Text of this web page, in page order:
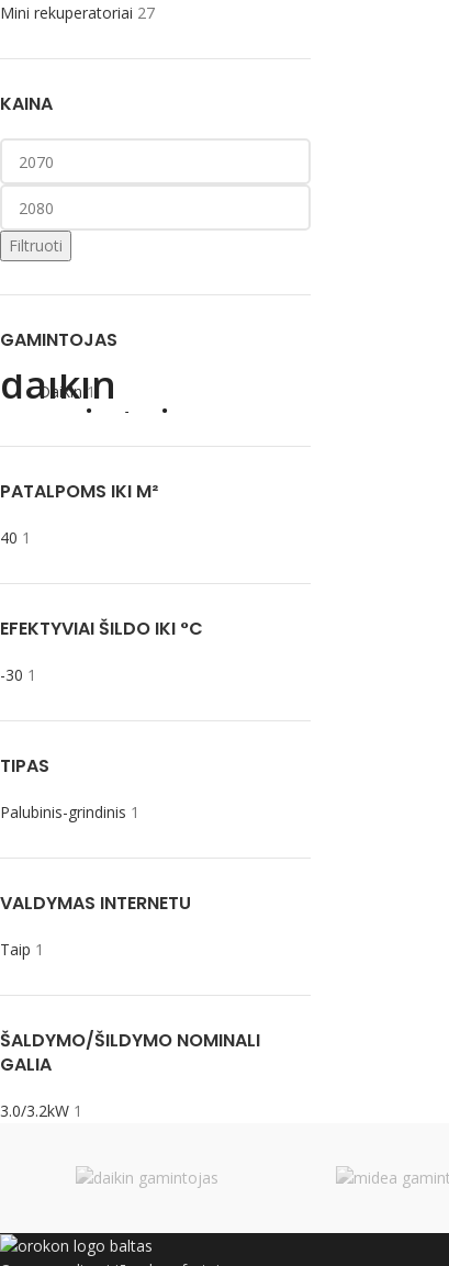
Mini rekuperatoriai 27
KAINA
Filtruoti
GAMINTOJAS
Daikin 1
PATALPOMS IKI M²
40 1
EFEKTYVIAI ŠILDO IKI °C
-30 1
TIPAS
Palubinis-grindinis 1
VALDYMAS INTERNETU
Taip 1
ŠALDYMO/ŠILDYMO NOMINALI
GALIA
3.0/3.2kW 1